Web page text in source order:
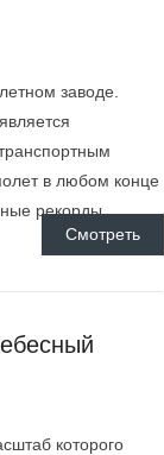
заводе.
в любом конце
рекорды.
Смотреть
которого